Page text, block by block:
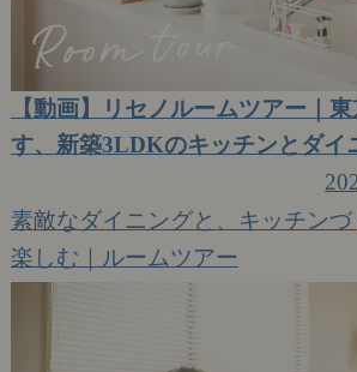
【動画】リセノルームツアー｜
す、新築3LDKのキッチンとダイ
素敵なダイニングと、キッチンづ
楽しむ｜ルームツアー